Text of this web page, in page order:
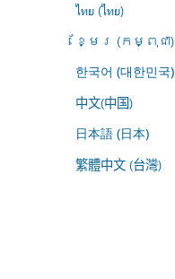
ไทย (ไทย)
ខ្មែរ (កម្ពុជា)
한국어 (대한민국)
中文(中国)
日本語 (日本)
繁體中文 (台灣)